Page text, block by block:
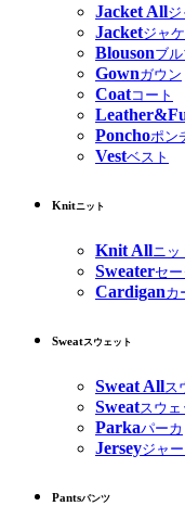
Jacket All
Jacketジャ
Blousonブ
Gownガウン
Coatコート
Ponchoポン
Vestベスト
Knitニット
Knit Allニッ
Sweaterセ
Cardiganカ
Sweatスウェット
Sweat Allス
Sweatスウェ
Parkaパーカ
Jerseyジャ
Pantsパンツ